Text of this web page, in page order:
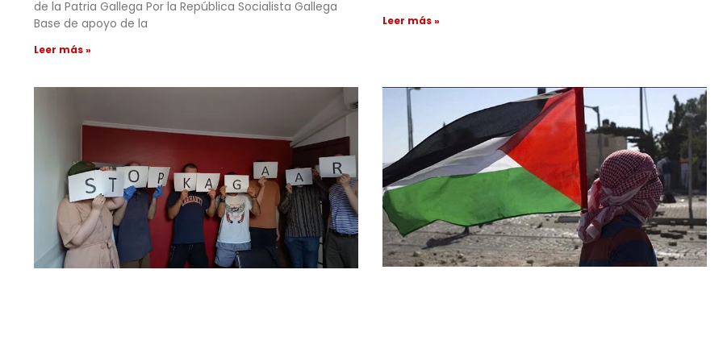
de la Patria Gallega Por la República Socialista Gallega
Base de apoyo de la
Leer más »
Leer más »